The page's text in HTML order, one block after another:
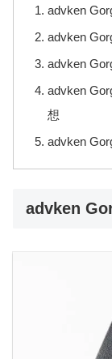
advken
advken
advken
advken
想
advken
advken